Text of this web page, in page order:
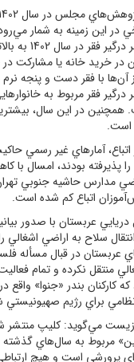
در اين زمينه به شمار
تعداد
در خريد خانه يا
درگير فقر مربوط به
است. همچنين در اين سال،
است.
اتباع، آمارهاي غير رسمي
مدارس حاشيه جنوبي
عربستان با صدور
سلاح به اراضي اشغالي
در قبال مسأله
منتقل نکرده و تمام
کارکنان بندر «جنوا» واقع
براي رژيم صهيونيستي
مي‌گويد: کليپ منتشر
مربوط به سال‌هاي
پرورشي است و هيچ